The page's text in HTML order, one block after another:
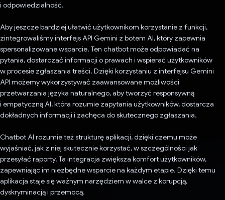
i odpowiedzialność.
Aby jeszcze bardziej ułatwić użytkownikom korzystanie z funkcji,
zintegrowaliśmy interfejs API Gemini z botem AI, który zapewnia
spersonalizowane wsparcie. Ten chatbot może odpowiadać na
pytania, dostarczać informacji o prawach i wspierać użytkowników
w procesie zgłaszania treści. Dzięki korzystaniu z interfejsu Gemini
API możemy wykorzystywać zaawansowane możliwości
przetwarzania języka naturalnego, aby tworzyć responsywną
i empatyczną AI, która rozumie zapytania użytkowników, dostarcza
dokładnych informacji i zachęca do skutecznego zgłaszania.
Chatbot AI rozumie też strukturę aplikacji, dzięki czemu może
wyjaśniać, jak z niej skutecznie korzystać, w szczególności jak
przesyłać raporty. Ta integracja zwiększa komfort użytkowników,
zapewniając im niezbędne wsparcie na każdym etapie. Dzięki temu
aplikacja staje się ważnym narzędziem w walce z korupcją,
dyskryminacją i przemocą.